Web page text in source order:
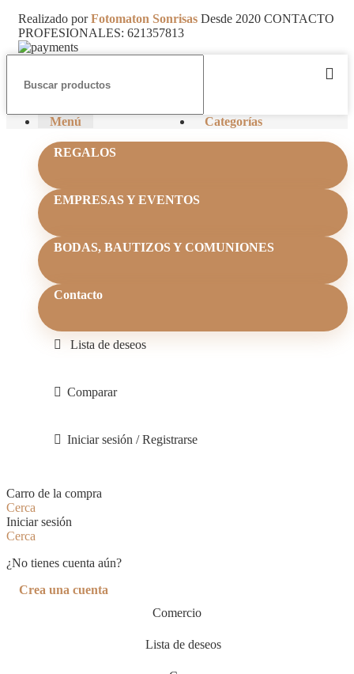
Realizado porFotomaton Sonrisas Desde 2020 CONTACTO
PROFESIONALES: 621357813
Menú Categorías
REGALOS
EMPRESAS Y EVENTOS
BODAS, BAUTIZOS Y COMUNIONES
Contacto
Lista de deseos
Comparar
Iniciar sesión / Registrarse
Carro de la compra
Cerca
Iniciar sesión
Cerca
¿No tienes cuenta aún?
Crea una cuenta
Comercio
Lista de deseos